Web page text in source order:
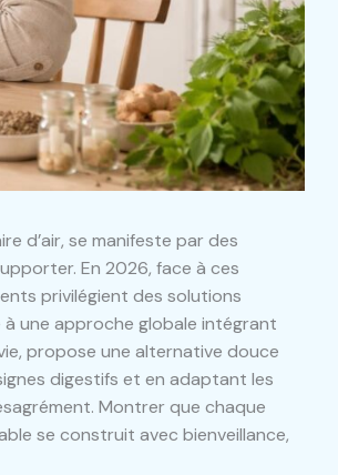
d’air, se manifeste par des
En 2026, face à ces
privilégient des solutions
une approche globale intégrant
propose une alternative douce
digestifs et en adaptant les
Montrer que chaque
se construit avec bienveillance,